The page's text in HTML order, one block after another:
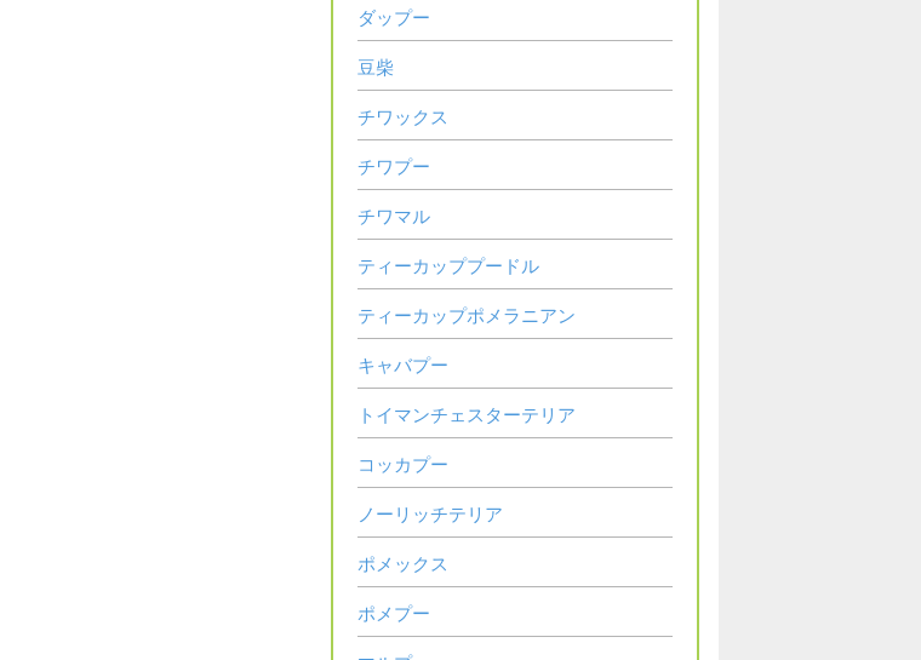
ダップー
豆柴
チワックス
チワプー
チワマル
ティーカッププードル
ティーカップポメラニアン
キャバプー
トイマンチェスターテリア
コッカプー
ノーリッチテリア
ポメックス
ポメプー